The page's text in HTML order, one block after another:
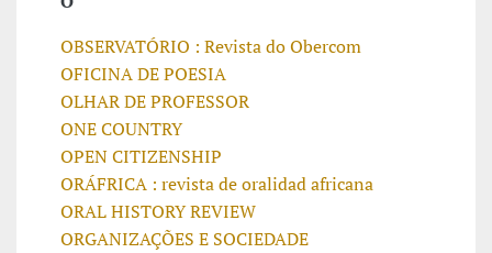
OBSERVATÓRIO : Revista do Obercom
OFICINA DE POESIA
OLHAR DE PROFESSOR
ONE COUNTRY
OPEN CITIZENSHIP
ORÁFRICA : revista de oralidad africana
ORAL HISTORY REVIEW
ORGANIZAÇÕES E SOCIEDADE